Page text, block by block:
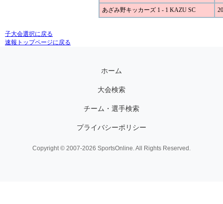
あざみ野キッカーズ 1 - 1 KAZU SC
子大会選択に戻る
速報トップページに戻る
ホーム
大会検索
チーム・選手検索
プライバシーポリシー
Copyright © 2007-2026 SportsOnline. All Rights Reserved.